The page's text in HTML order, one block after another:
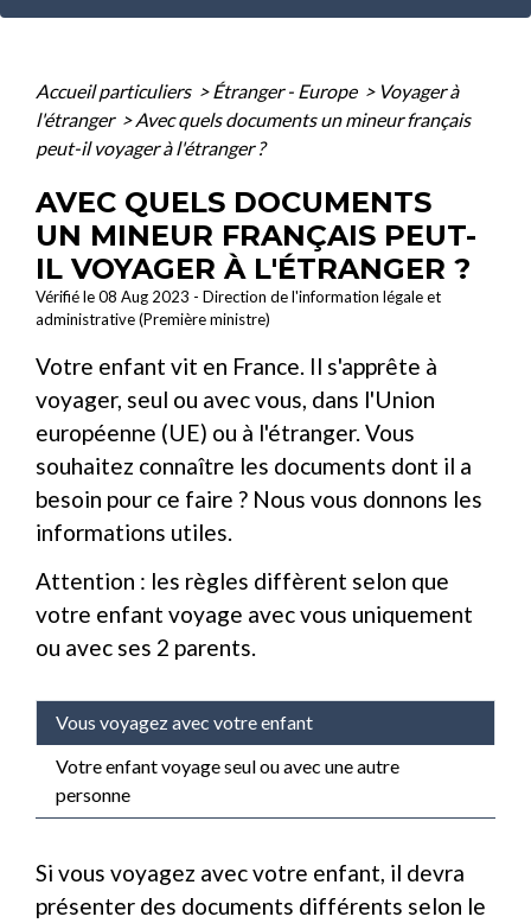
Accueil particuliers > Étranger - Europe > Voyager à
l'étranger > Avec quels documents un mineur français
peut-il voyager à l'étranger ?
AVEC QUELS DOCUMENTS
UN MINEUR FRANÇAIS PEUT-
IL VOYAGER À L'ÉTRANGER ?
Vérifié le 08 Aug 2023 - Direction de l'information légale et
administrative (Première ministre)
Votre enfant vit en France. Il s'apprête à
voyager, seul ou avec vous, dans l'Union
européenne (UE) ou à l'étranger. Vous
souhaitez connaître les documents dont il a
besoin pour ce faire ? Nous vous donnons les
informations utiles.
Attention : les règles diffèrent selon que
votre enfant voyage avec vous uniquement
ou avec ses 2 parents.
Vous voyagez avec votre enfant
Votre enfant voyage seul ou avec une autre
personne
Si vous voyagez avec votre enfant, il devra
présenter des documents différents selon le